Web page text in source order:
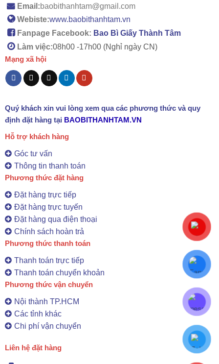
Email:baobithanhtam@gmail.com
Webiste:www.baobithanhtam.vn
Fanpage Facebook: Bao Bì Giấy Thành Tâm
Làm việc:08h00 -17h00 (Nghỉ ngày CN)
Mạng xã hội
Quý khách xin vui lòng xem qua các phương thức và quy
định đặt hàng tại BAOBITHANHTAM.VN
Hỗ trợ khách hàng
Góc tư vấn
Thông tin thanh toán
Phương thức đặt hàng
Đặt hàng trực tiếp
Đặt hàng trực tuyến
Đặt hàng qua điện thoại
Chính sách hoàn trả
Phương thức thanh toán
Thanh toán trực tiếp
Thanh toán chuyển khoản
Phương thức vận chuyển
Nội thành TP.HCM
Các tỉnh khác
Chi phí vận chuyển
Liên hệ đặt hàng